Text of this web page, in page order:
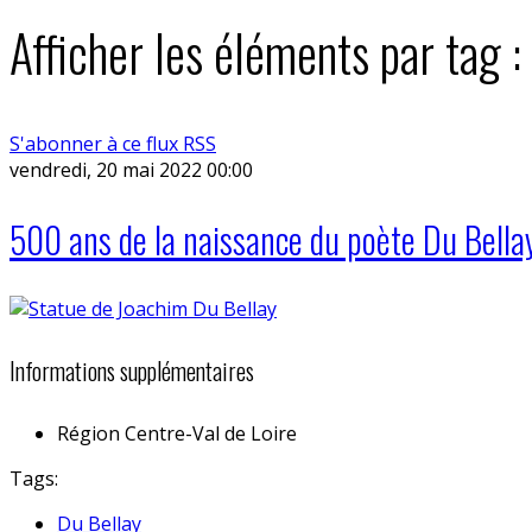
Afficher les éléments par tag
S'abonner à ce flux RSS
vendredi, 20 mai 2022 00:00
500 ans de la naissance du poète Du
Informations supplémentaires
Région Centre-Val de Loire
Tags:
Du Bellay